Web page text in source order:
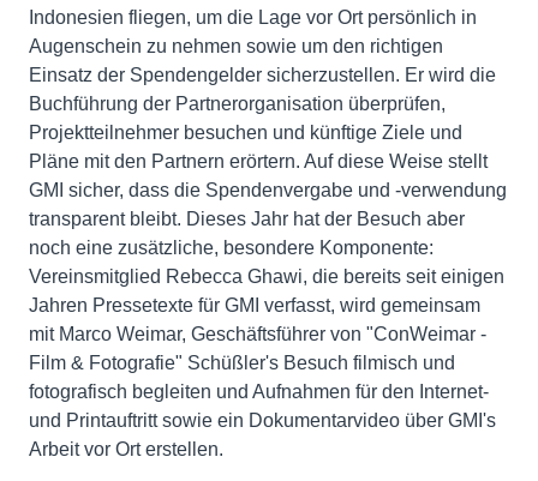
Indonesien fliegen, um die Lage vor Ort persönlich in
Augenschein zu nehmen sowie um den richtigen
Einsatz der Spendengelder sicherzustellen. Er wird die
Buchführung der Partnerorganisation überprüfen,
Projektteilnehmer besuchen und künftige Ziele und
Pläne mit den Partnern erörtern. Auf diese Weise stellt
GMI sicher, dass die Spendenvergabe und -verwendung
transparent bleibt. Dieses Jahr hat der Besuch aber
noch eine zusätzliche, besondere Komponente:
Vereinsmitglied Rebecca Ghawi, die bereits seit einigen
Jahren Pressetexte für GMI verfasst, wird gemeinsam
mit Marco Weimar, Geschäftsführer von "ConWeimar -
Film & Fotografie" Schüßler's Besuch filmisch und
fotografisch begleiten und Aufnahmen für den Internet-
und Printauftritt sowie ein Dokumentarvideo über GMI's
Arbeit vor Ort erstellen.